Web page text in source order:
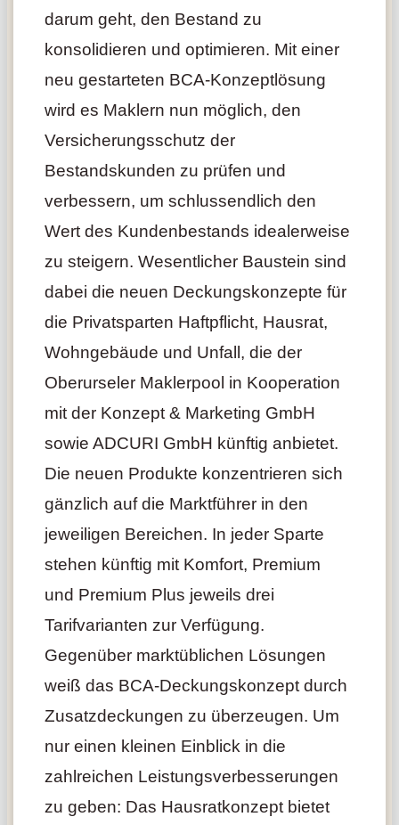
darum geht, den Bestand zu
konsolidieren und optimieren. Mit einer
neu gestarteten BCA-Konzeptlösung
wird es Maklern nun möglich, den
Versicherungsschutz der
Bestandskunden zu prüfen und
verbessern, um schlussendlich den
Wert des Kundenbestands idealerweise
zu steigern. Wesentlicher Baustein sind
dabei die neuen Deckungskonzepte für
die Privatsparten Haftpflicht, Hausrat,
Wohngebäude und Unfall, die der
Oberurseler Maklerpool in Kooperation
mit der Konzept & Marketing GmbH
sowie ADCURI GmbH künftig anbietet.
Die neuen Produkte konzentrieren sich
gänzlich auf die Marktführer in den
jeweiligen Bereichen. In jeder Sparte
stehen künftig mit Komfort, Premium
und Premium Plus jeweils drei
Tarifvarianten zur Verfügung.
Gegenüber marktüblichen Lösungen
weiß das BCA-Deckungskonzept durch
Zusatzdeckungen zu überzeugen. Um
nur einen kleinen Einblick in die
zahlreichen Leistungsverbesserungen
zu geben: Das Hausratkonzept bietet